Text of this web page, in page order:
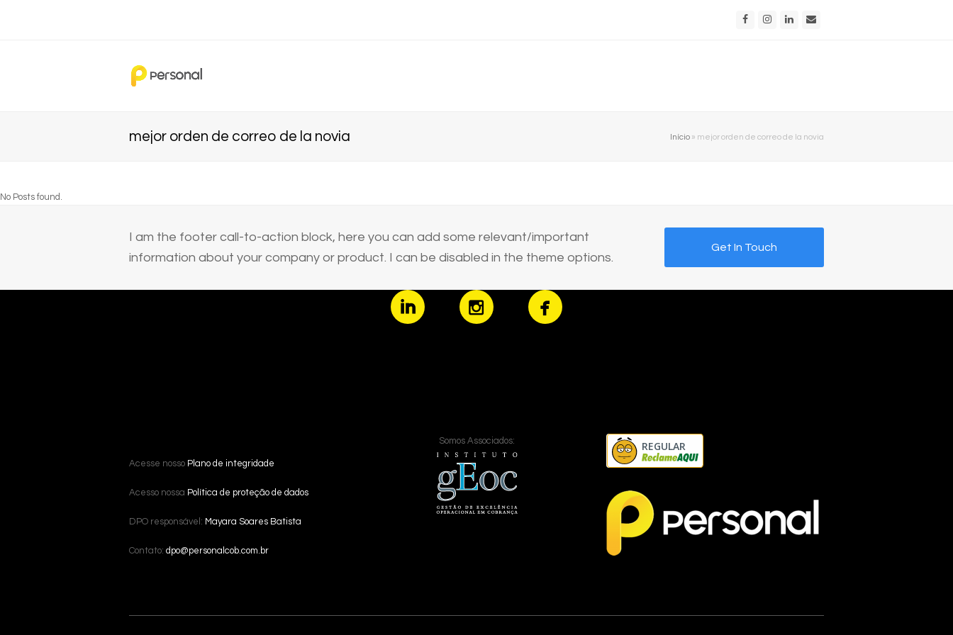
FacebookInstagram
LinkedIn
mejor orden de correo de la novia Início » mejor orden de correo de la novia
No Posts found.
I am the footer call-to-action block, here you can add some relevant/important
information about your company or product. I can be disabled in the theme options.
Get In Touch
Acesse nosso Plano de integridade
Acesso nossa Política de proteção de dados
DPO responsável: Mayara Soares Batista
Contato: dpo@personalcob.com.br
Somos Associados: REGULAR